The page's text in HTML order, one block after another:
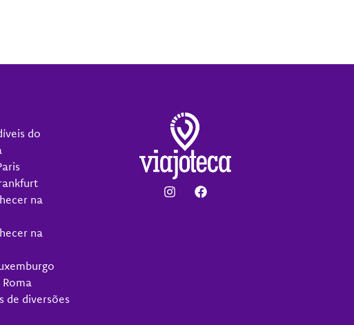
do
na
na
de diversões